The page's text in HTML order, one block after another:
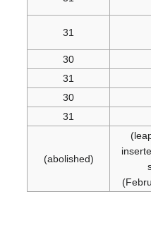
31
30
31
30
31
(abolished)